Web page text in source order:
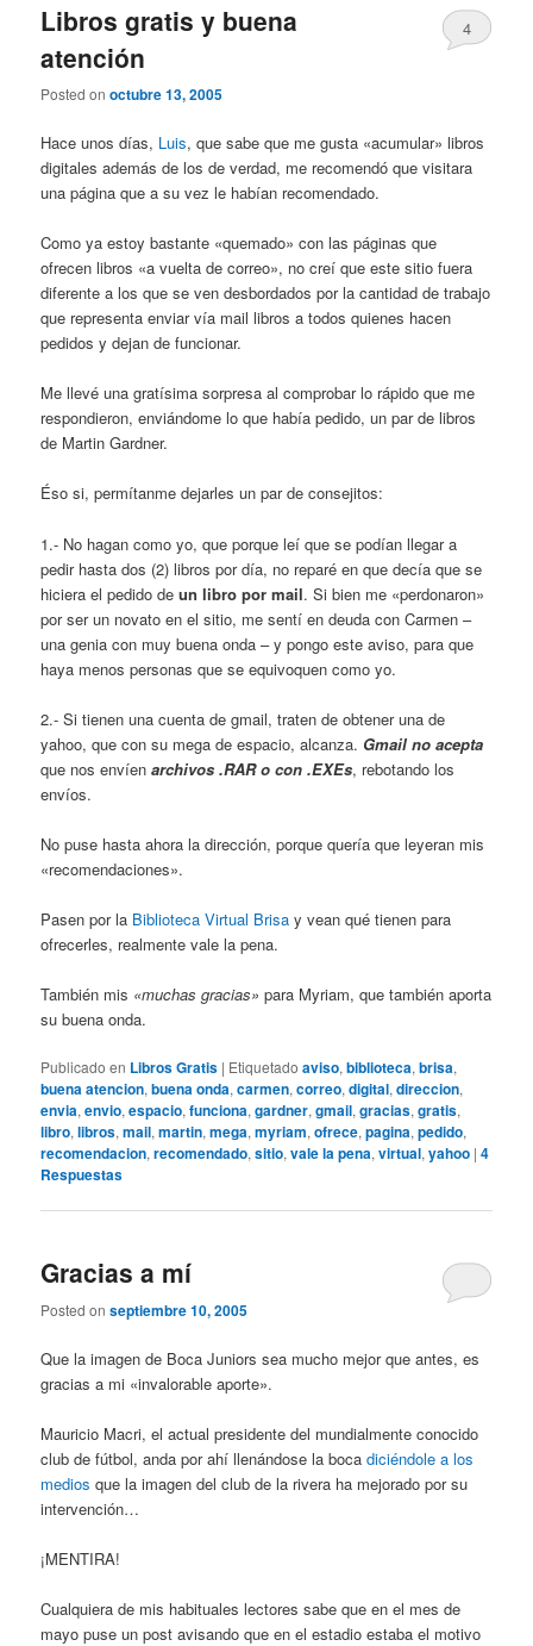
Libros gratis y buena
atención
Posted onoctubre 13, 2005
4
Hace unos días, Luis, que sabe que me gusta «acumular» libros
digitales además de los de verdad, me recomendó que visitara
una página que a su vez le habían recomendado.
Como ya estoy bastante «quemado» con las páginas que
ofrecen libros «a vuelta de correo», no creí que este sitio fuera
diferente a los que se ven desbordados por la cantidad de trabajo
que representa enviar vía mail libros a todos quienes hacen
pedidos y dejan de funcionar.
Me llevé una gratísima sorpresa al comprobar lo rápido que me
respondieron, enviándome lo que había pedido, un par de libros
de Martin Gardner.
Éso si, permítanme dejarles un par de consejitos:
1.- No hagan como yo, que porque leí que se podían llegar a
pedir hasta dos (2) libros por día, no reparé en que decía que se
hiciera el pedido deun libro por mail. Si bien me «perdonaron»
por ser un novato en el sitio, me sentí en deuda con Carmen –
una genia con muy buena onda – y pongo este aviso, para que
haya menos personas que se equivoquen como yo.
2.- Si tienen una cuenta de gmail, traten de obtener una de
yahoo, que con su mega de espacio, alcanza. Gmail no acepta
que nos envíenarchivos .RAR o con .EXEs, rebotando los
envíos.
No puse hasta ahora la dirección, porque quería que leyeran mis
«recomendaciones».
Pasen por la Biblioteca Virtual Brisa y vean qué tienen para
ofrecerles, realmente vale la pena.
También mis «muchas gracias» para Myriam, que también aporta
su buena onda.
Publicado en Libros Gratis | Etiquetado aviso,biblioteca,brisa,
buena atencion,buena onda,carmen,correo,digital,direccion,
envia,envio,espacio,funciona,gardner,gmail,gracias,gratis,
libro,libros,mail,martin,mega,myriam,ofrece,pagina,pedido,
recomendacion,recomendado,sitio,vale la pena,virtual,yahoo |4
Respuestas
Gracias a mí
Posted onseptiembre 10, 2005
Que la imagen de Boca Juniors sea mucho mejor que antes, es
gracias a mi «invalorable aporte».
Mauricio Macri, el actual presidente del mundialmente conocido
club de fútbol, anda por ahí llenándose la bocadiciéndole a los
medios que la imagen del club de la rivera ha mejorado por su
intervención…
¡MENTIRA!
Cualquiera de mis habituales lectores sabe que en el mes de
mayo puse un post avisando que en el estadio estaba el motivo